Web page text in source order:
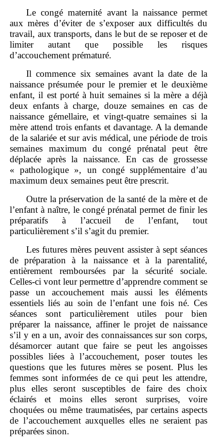
Le congé maternité avant la naissance permet
aux mères d’éviter de s’exposer aux difficultés du
travail, aux transports, dans le but de se reposer et de
limiter autant que possible les risques
d’accouchement prématuré.
Il commence six semaines avant la date de la
naissance présumée pour le premier et le deuxième
enfant, il est porté à huit semaines si la mère a déjà
deux enfants à charge, douze semaines en cas de
naissance gémellaire, et vingt‑quatre semaines si la
mère attend trois enfants et davantage. A la demande
de la salariée et sur avis médical, une période de trois
semaines maximum du congé prénatal peut être
déplacée après la naissance. En cas de grossesse
« pathologique », un congé supplémentaire d’au
maximum deux semaines peut être prescrit.
Outre la préservation de la santé de la mère et de
l’enfant à naître, le congé prénatal permet de finir les
préparatifs à l’accueil de l’enfant, tout
particulièrement s’il s’agit du premier.
Les futures mères peuvent assister à sept séances
de préparation à la naissance et à la parentalité,
entièrement remboursées par la sécurité sociale.
Celles‑ci vont leur permettre d’apprendre comment se
passe un accouchement mais aussi les éléments
essentiels liés au soin de l’enfant une fois né. Ces
séances sont particulièrement utiles pour bien
préparer la naissance, affiner le projet de naissance
s’il y en a un, avoir des connaissances sur son corps,
désamorcer autant que faire se peut les angoisses
possibles liées à l’accouchement, poser toutes les
questions que les futures mères se posent. Plus les
femmes sont informées de ce qui peut les attendre,
plus elles seront susceptibles de faire des choix
éclairés et moins elles seront surprises, voire
choquées ou même traumatisées, par certains aspects
de l’accouchement auxquelles elles ne seraient pas
préparées sinon.